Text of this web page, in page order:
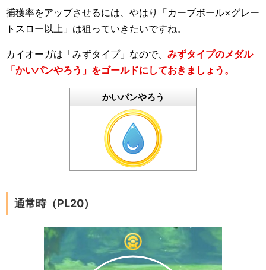
捕獲率をアップさせるには、やはり「カーブボール×グレー
トスロー以上」は狙っていきたいですね。
カイオーガは「みずタイプ」なので、 みずタイプのメダル
「かいパンやろう」をゴールドにしておきましょう。
かいパンやろう
通常時（PL20）